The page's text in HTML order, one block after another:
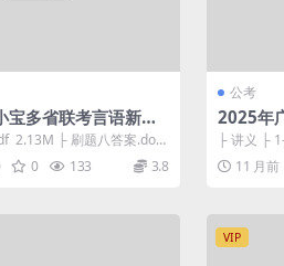
多省联考言语新春
2.13M ├ 刷题八答案.doc
0 133 3.8
公考
2025年
刷题营
├ 讲义 ├
df 2.10M
11 月前
VIP